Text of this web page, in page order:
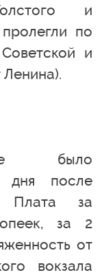
и
по
и
было
дня после
Плата за
за 2
от
вокзала